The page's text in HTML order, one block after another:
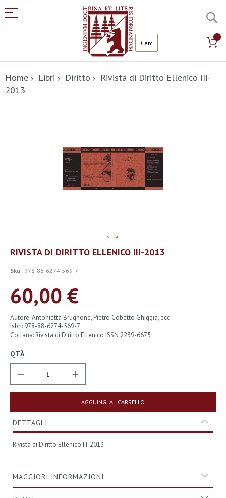
al
contenuto
Home Libri Diritto
Rivista di Diritto Ellenico III-
2013
Vai
all'inizio
galleria
immagini
RIVISTA DI DIRITTO ELLENICO III-2013
Sku 978-88-6274-569-7
60,00 €
Autore: Antonietta Brugnone, Pietro Cobetto Ghiggia, ecc.
Isbn: 978-88-6274-569-7
Collana: Rivista di Diritto Ellenico ISSN 2239-6675
QTÀ
AGGIUNGI AL CARRELLO
DETTAGLI
Rivista di Diritto Ellenico III-2013
MAGGIORI INFORMAZIONI